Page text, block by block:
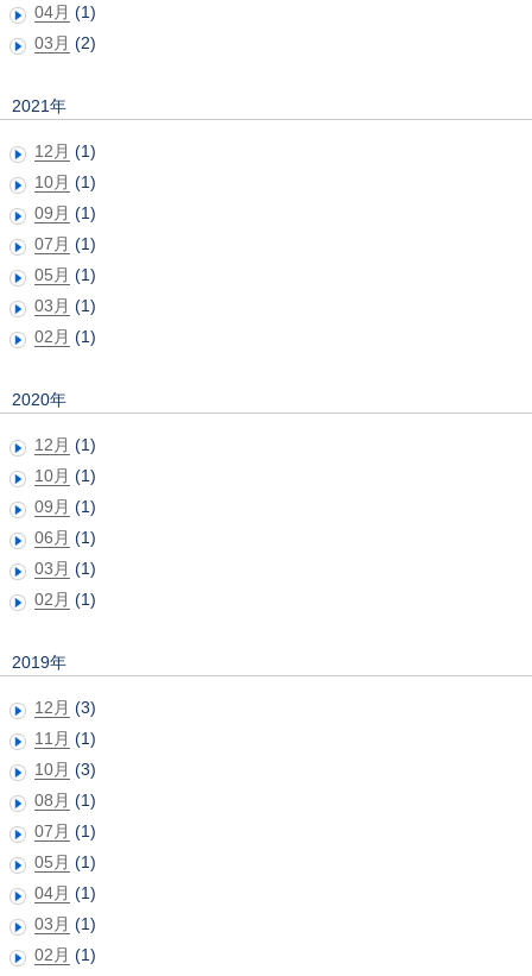
04月 (1)
03月 (2)
2021年
12月 (1)
10月 (1)
09月 (1)
07月 (1)
05月 (1)
03月 (1)
02月 (1)
2020年
12月 (1)
10月 (1)
09月 (1)
06月 (1)
03月 (1)
02月 (1)
2019年
12月 (3)
11月 (1)
10月 (3)
08月 (1)
07月 (1)
05月 (1)
04月 (1)
03月 (1)
02月 (1)